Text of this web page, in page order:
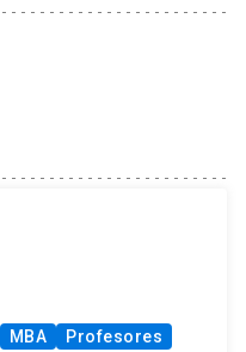
MBA Profesores